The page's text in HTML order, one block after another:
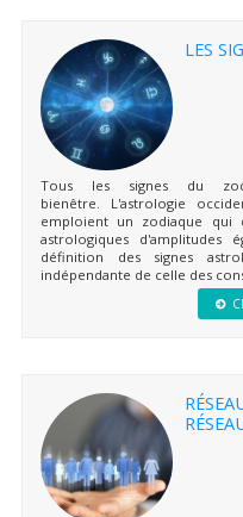
LES
Tous les signes du
bienêtre. L'astrologie
emploient un zodiaque qui
astrologiques d'amplitudes
définition des signes
indépendante de celle des